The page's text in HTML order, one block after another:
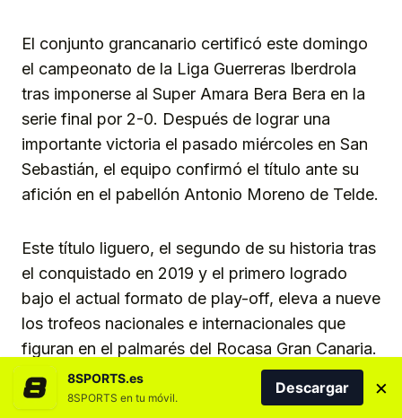
El conjunto grancanario certificó este domingo
el campeonato de la Liga Guerreras Iberdrola
tras imponerse al Super Amara Bera Bera en la
serie final por 2-0. Después de lograr una
importante victoria el pasado miércoles en San
Sebastián, el equipo confirmó el título ante su
afición en el pabellón Antonio Moreno de Telde.
Este título liguero, el segundo de su historia tras
el conquistado en 2019 y el primero logrado
bajo el actual formato de play-off, eleva a nueve
los trofeos nacionales e internacionales que
figuran en el palmarés del Rocasa Gran Canaria.
Una trayectoria de éxitos que ha consolidado al
conjunto teldense como una de las referencias
8SPORTS.es
8SPORTS en tu móvil.
Descargar ×